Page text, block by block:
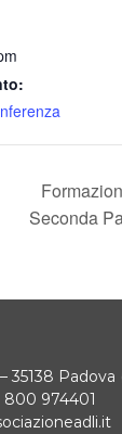
Seconda
35138 Padova
800 974401